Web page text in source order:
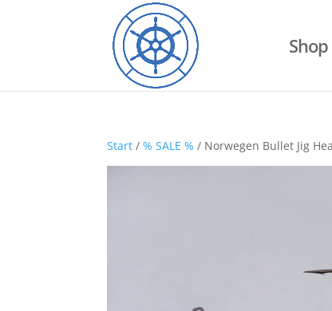
Shop
Start /% SALE % / Norwegen Bullet Jig